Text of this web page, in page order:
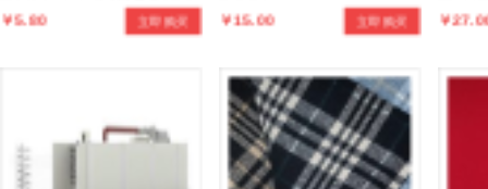
服装立体裁剪打版原型布手工扎染
立即购买
￥5.80
立即购买
￥15.00 强密网
￥